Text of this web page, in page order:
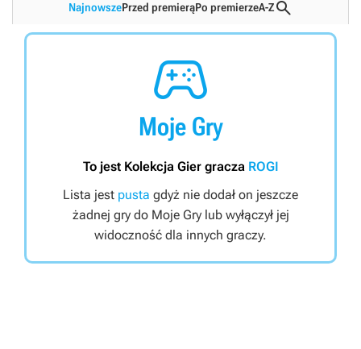
NajnowszePrzed premierąPo premierzeA-Z

Moje Gry
To jest Kolekcja Gier gracza ROGI
Lista jest pusta gdyż nie dodał on jeszcze
żadnej gry do Moje Gry lub wyłączył jej
widoczność dla innych graczy.